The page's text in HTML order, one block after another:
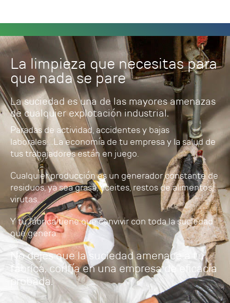
La limpieza que necesitas para
que nada se pare
La suciedad es una de las mayores amenazas
de cualquier explotación industrial.
Paradas de actividad, accidentes y bajas
laborales….La economía de tu empresa y la salud de
tus trabajadores están en juego.
Cualquier producción es un generador constante de
residuos, ya sea grasa, aceites, restos de alimentos,
virutas…
Y tu fábrica tiene que convivir con toda la suciedad
que genera.
No dejes que la suciedad amenace a tu
fábrica, confía en una empresa de eficacia
probada.